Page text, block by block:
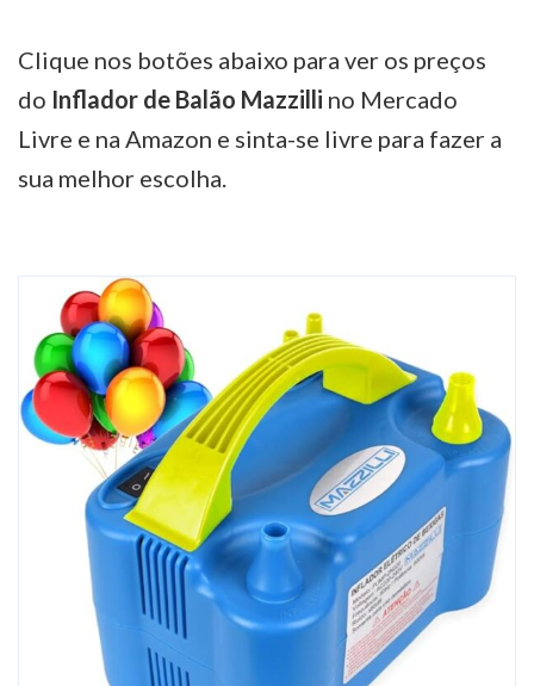
Clique nos botões abaixo para ver os preços
do Inflador de Balão Mazzilli no Mercado
Livre e na Amazon e sinta-se livre para fazer a
sua melhor escolha.